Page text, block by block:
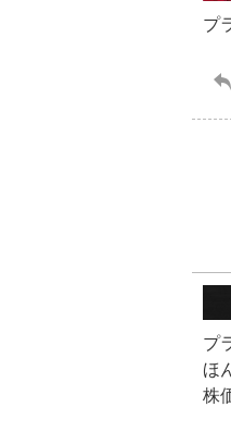
プ
プ
ほ
株